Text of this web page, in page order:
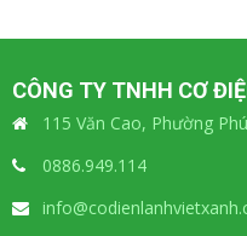
CÔNG TY TNHH CƠ
115 Văn Cao, Phường
0886.949.114